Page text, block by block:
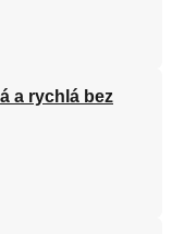
a rychlá bez